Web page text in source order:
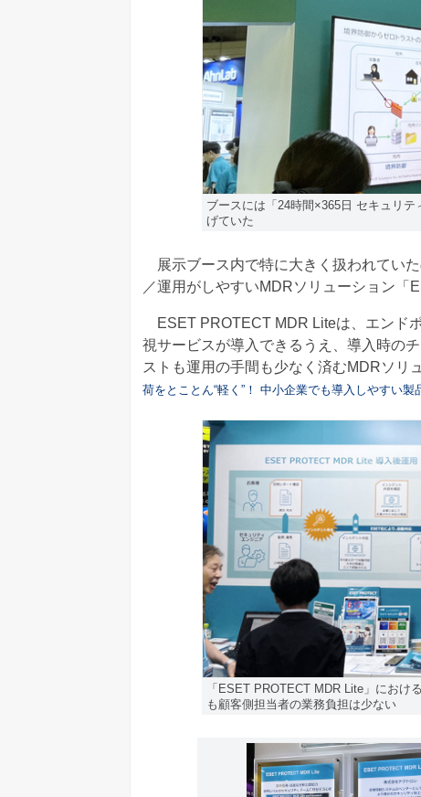
ブースには「24時間×365日 セキュリ
げていた
展示ブース内で特に大きく扱われてい
／運用がしやすいMDRソリューション「
ESET PROTECT MDR Liteは、エンド
視サービスが導入できるうえ、導入時の
ストも運用の手間も少なく済むMDRソリ
荷をとことん“軽く”！ 中小企業でも導入しやすい製
「ESET PROTECT MDR Lite」におけ
も顧客側担当者の業務負担は少ない